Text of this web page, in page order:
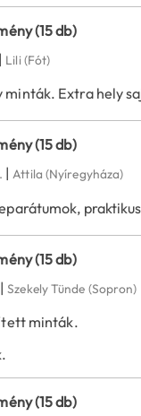
(15 db)
| Lili(Fót)
minták. Extra hely
(15 db)
|Attila (Nyíregyháza)
(15 db)
|Szekely Tünde (Sopron)
minták.
(15 db)